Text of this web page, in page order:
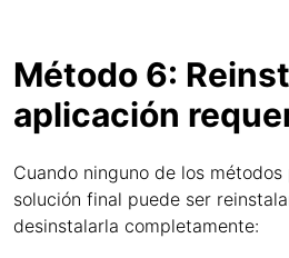
Método 6:
aplicación
Cuando ninguno de los
solución final puede ser
desinstalarla completamente: